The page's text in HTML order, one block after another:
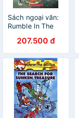
Sách ngoại văn:
Rumble In The
207.500 đ